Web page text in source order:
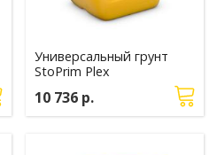
Универсальный грунт
StoPrim Plex
10 736 р.